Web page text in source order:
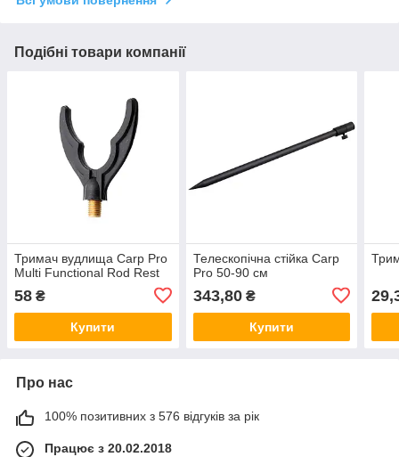
Подібні товари компанії
Тримач вудлища Carp Pro
Multi Functional Rod Rest
58 ₴
Купити
Телескопічна стійка Carp
Pro 50-90 см
343,80₴
Купити
Про нас
100% позитивних з 576 відгуків за рік
Працює з 20.02.2018